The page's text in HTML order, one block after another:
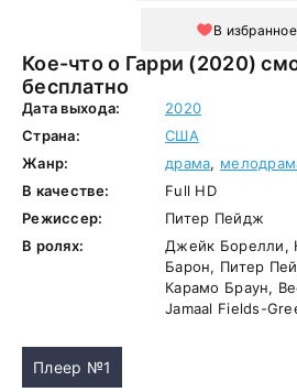
Кое-что о Гарри (2020) смотреть онлайн
бесплатно
В избранное
Дата выхода:
2020
Страна:
США
Жанр:
драма,
В качестве:
Full HD
Режиссер:
Питер Пейдж
В ролях:
Джейк Борелли,
Барон, Питер
Карамо Браун,
Jamaal Fields-
Плеер №1